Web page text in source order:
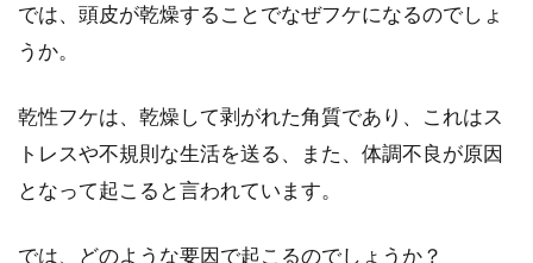
では、頭皮が乾燥することでなぜフケになるのでしょ
うか。
乾性フケは、乾燥して剥がれた角質であり、これはス
トレスや不規則な生活を送る、また、体調不良が原因
となって起こると言われています。
では、どのような要因で起こるのでしょうか？